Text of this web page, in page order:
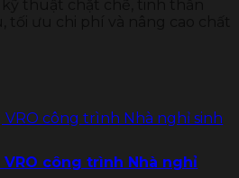
công trình Nhà nghỉ